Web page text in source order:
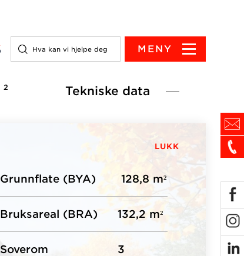
MENY
2 Tekniske data
LUKK
Grunnflate (BYA) 128,8 m²
Bruksareal (BRA) 132,2 m²
Soverom 3